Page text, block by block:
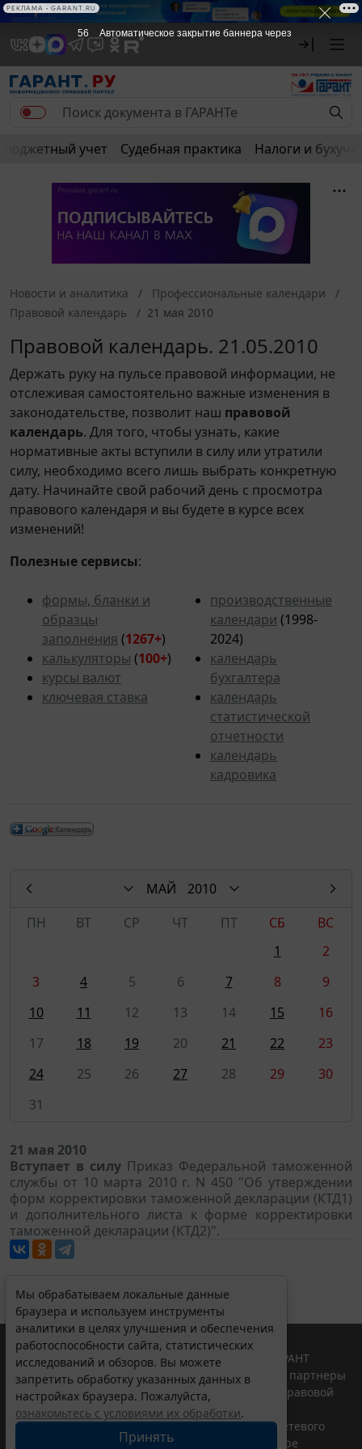
РЕКЛАМА
Бюджетный учет Судебная практика Налоги и
Новости и аналитика
Профессиональные календари
Правовой календарь
21 мая 2010
Правовой календарь. 21.05.2010
Держать руку на пульсе правовой информации, не
отслеживая самостоятельно важные изменения в
законодательстве, позволит наш правовой
календарь. Для того, чтобы узнать, какие
нормативные акты вступили в силу или утратили
силу, необходимо всего лишь выбрать конкретную
дату. Начинайте свой рабочий день с просмотра
правового календаря и вы будете в курсе всех
изменений!
Полезные сервисы:
формы, бланки и
образцы
заполнения (1267+)
калькуляторы (100+)
курсы валют
ключевая ставка
производственные
календари (1998-
2024)
календарь
бухгалтера
календарь
статистической
отчетности
календарь
кадровика
МАЙ
2010
ПН
ВТ СР ЧТ ПТ СБ
ВС
1
2
3
4 5 6 7 8
9
10
11 12 13 14 15
16
17
18 19 20 21 22
23
24
25 26 27 28 29
30
31
21 мая 2010
Вступает в силу Приказ Федеральной таможенной
службы от 10 марта 2010 г. N 450 "Об утверждении
форм корректировки таможенной декларации (КТД1)
и дополнительного листа к форме корректировки
таможенной декларации (КТД2)".
Мы обрабатываем локальные данные
браузера и используем инструменты
аналитики в целях улучшения и обеспечения
работоспособности сайта, статистических
исследований и обзоров. Вы можете
запретить обработку указанных данных в
настройках браузера. Пожалуйста,
ознакомьтесь с условиями их обработки.
Принять
© ООО "НПП "ГАРАНТ-СЕРВИС", 2026. Система ГАРАНТ
выпускается с 1990 года. Компания "Гарант" и ее партнеры
являются участниками Российской ассоциации правовой
информации ГАРАНТ.
Портал ГАРАНТ.РУ зарегистрирован в качестве сетевого
издания Федеральной службой по надзору в сфере
56 Автоматическое закрытие баннера через
РЕКЛАМА • GARANT.RU